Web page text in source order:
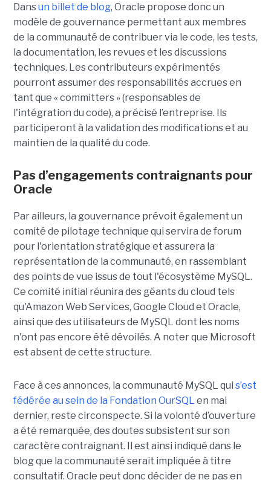
Dansun billet de blog, Oracle propose donc un
modèle de gouvernance permettant aux membres
de la communauté de contribuer via le code, les tests,
la documentation, les revues et les discussions
techniques. Les contributeurs expérimentés
pourront assumer des responsabilités accrues en
tant que « committers » (responsables de
l'intégration du code), a précisé l’entreprise. Ils
participeront à la validation des modifications et au
maintien de la qualité du code.
Pas d’engagements contraignants pour
Oracle
Par ailleurs, la gouvernance prévoit également un
comité de pilotage technique qui servira de forum
pour l'orientation stratégique et assurera la
représentation de la communauté, en rassemblant
des points de vue issus de tout l'écosystème MySQL.
Ce comité initial réunira des géants du cloud tels
qu'Amazon Web Services, Google Cloud et Oracle,
ainsi que des utilisateurs de MySQL dont les noms
n'ont pas encore été dévoilés. A noter que Microsoft
est absent de cette structure.
Face à ces annonces, la communauté MySQL qui s’est
fédérée au sein de la Fondation OurSQL en mai
dernier, reste circonspecte. Si la volonté d’ouverture
a été remarquée, des doutes subsistent sur son
caractère contraignant. Il est ainsi indiqué dans le
blog que la communauté serait impliquée à titre
consultatif. Oracle peut donc décider de ne pas en